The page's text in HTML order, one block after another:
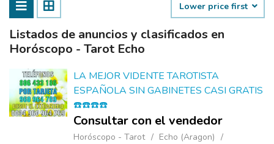
Lower price first
Listados de anuncios y clasificados en
Horóscopo - Tarot Echo
LA MEJOR VIDENTE TAROTISTA
ESPAÑOLA SIN GABINETES CASI GRATIS
☎️☎️☎️☎️
Consultar con el vendedor
Horóscopo - Tarot
Echo (Aragon)